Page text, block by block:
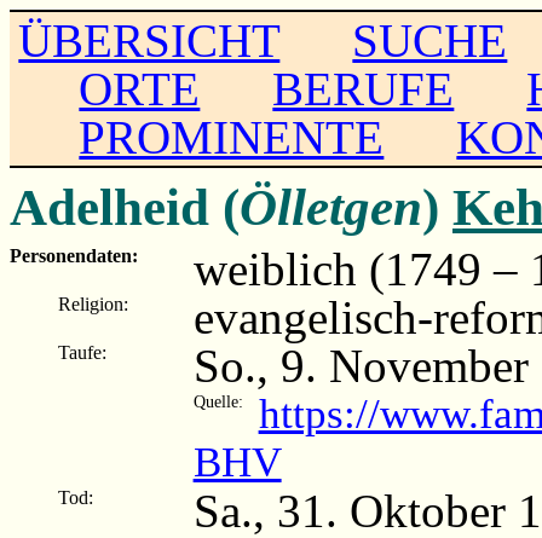
ÜBERSICHT
SUCHE
ORTE
BERUFE
PROMINENTE
Adelheid (Ölletgen)
Personendaten: weiblich (1749 –
Religion: evangelisch-
Taufe: So., 9.
Quelle:
https://
BHV
Tod: Sa., 31. Oktober